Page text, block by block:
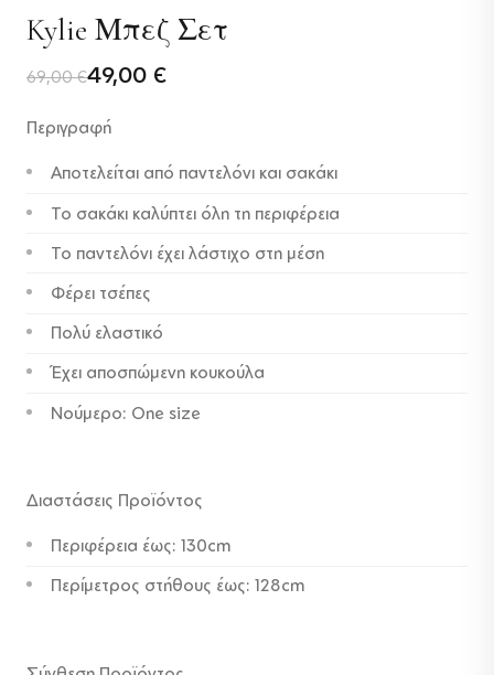
Kylie Μπεζ Σετ
69,00€
Original
was:
69,00 €.
49,00 €
Η
τιμή
είναι:
49,00 €.
Περιγραφή
Αποτελείται από παντελόνι και σακάκι
Το σακάκι καλύπτει όλη τη περιφέρεια
Το παντελόνι έχει λάστιχο στη μέση
Φέρει τσέπες
Πολύ ελαστικό
Έχει αποσπώμενη κουκούλα
Νούμερο: One size
Διαστάσεις Προϊόντος
Περιφέρεια έως: 130cm
Περίμετρος στήθους έως: 128cm